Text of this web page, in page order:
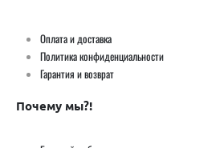
Оплата и доставка
Политика конфиденциальности
Гарантия и возврат
Почему мы?!